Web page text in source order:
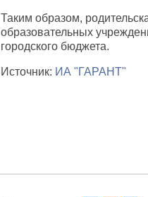
Таким образом,
образовательных
городского бюджета.
Источник: ИА "ГАРАНТ"